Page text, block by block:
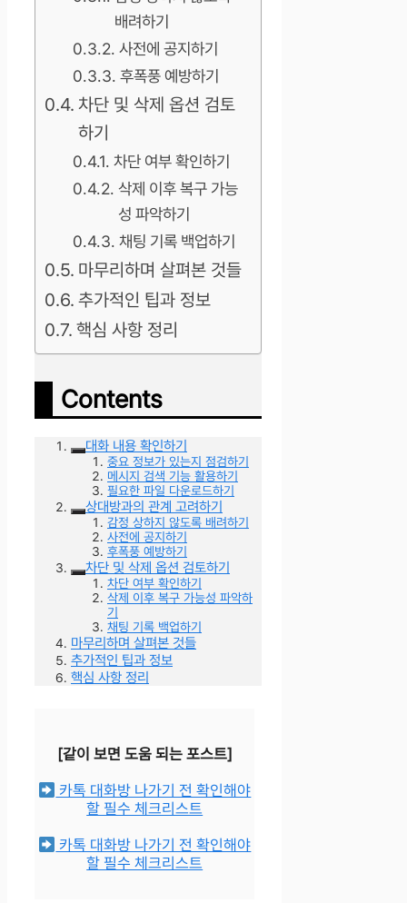
배려하기
사전에 공지하기
후폭풍 예방하기
차단 및 삭제 옵션 검토
하기
차단 여부 확인하기
삭제 이후 복구 가능
성 파악하기
채팅 기록 백업하기
마무리하며 살펴본 것들
추가적인 팁과 정보
핵심 사항 정리
Contents
대화 내용 확인하기
중요 정보가 있는지 점검하기
메시지 검색 기능 활용하기
필요한 파일 다운로드하기
상대방과의 관계 고려하기
감정 상하지 않도록 배려하기
사전에 공지하기
후폭풍 예방하기
차단 및 삭제 옵션 검토하기
차단 여부 확인하기
삭제 이후 복구 가능성 파악하
기
채팅 기록 백업하기
마무리하며 살펴본 것들
추가적인 팁과 정보
핵심 사항 정리
[같이 보면 도움 되는 포스트]
카톡 대화방 나가기 전 확인해야
할 필수 체크리스트
카톡 대화방 나가기 전 확인해야
할 필수 체크리스트